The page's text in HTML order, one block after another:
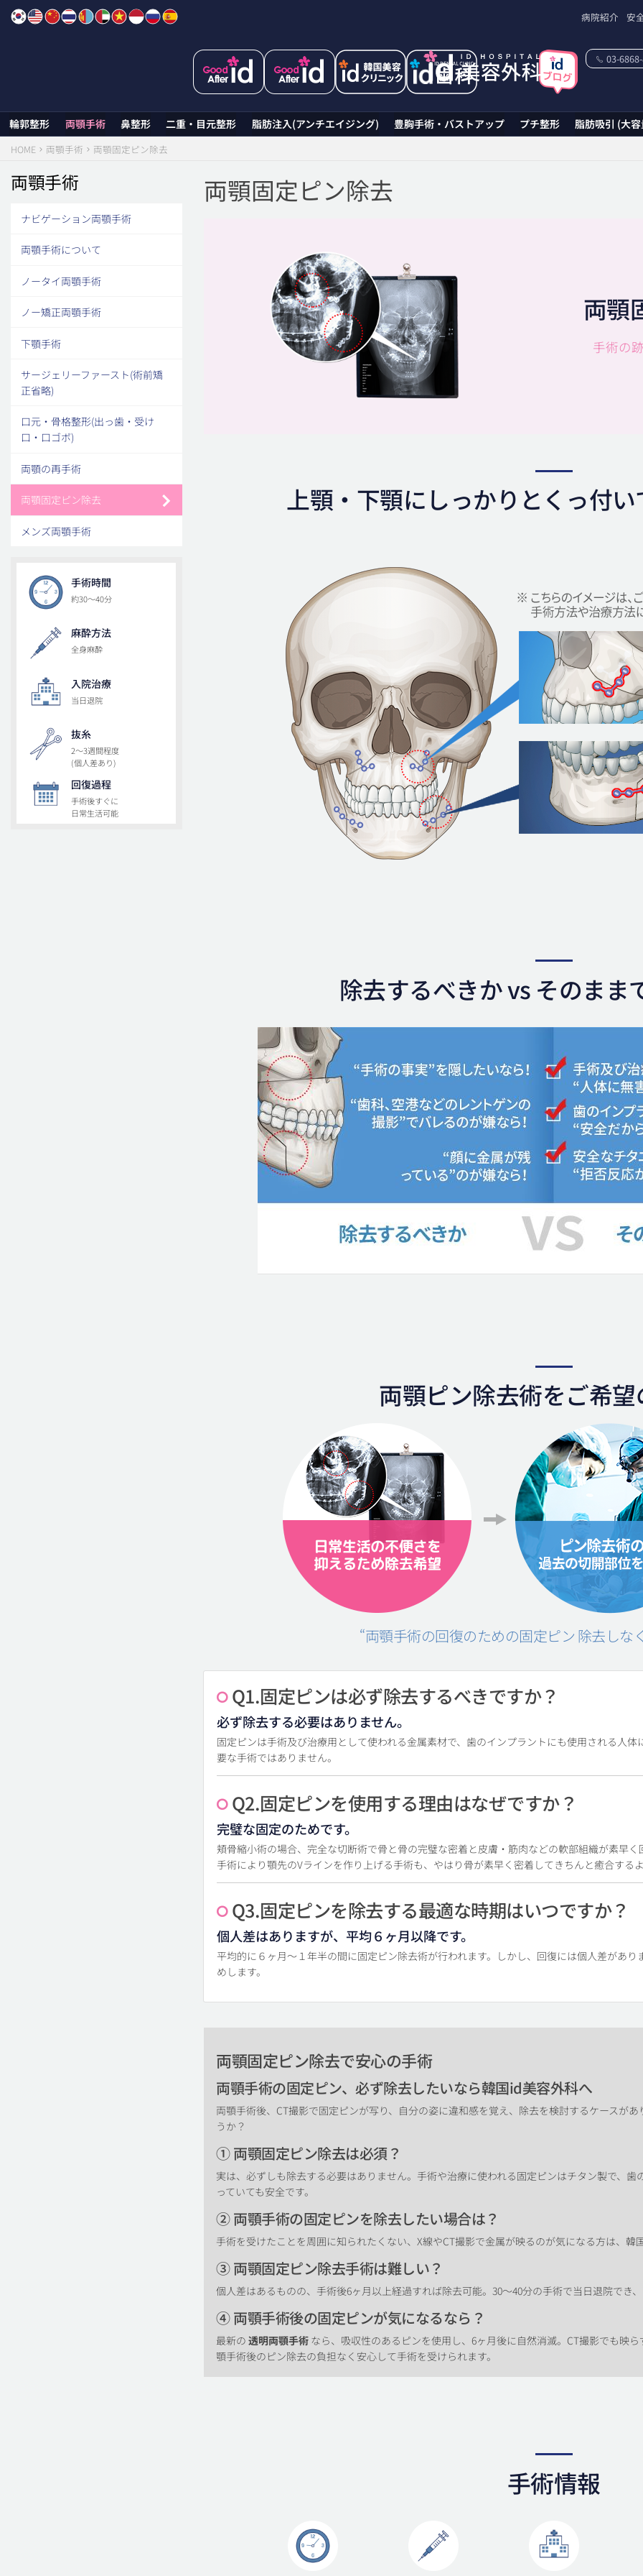
Skip
病院紹介 安
輪郭整形 両顎手術 鼻整形 二重・目元整形 脂肪注入(アンチエイジング) 豊胸手術・バストアップ プチ整形 脂肪吸引 (大
03-
HOME 両顎手術 両顎固定ピン除去
両顎固定ピン除去
両顎
手術の
上顎・下顎にしっかりとくっ付
除去するべきか vs そのまま
両顎ピン除去術をご希
“両顎手術の回復のための固定ピン 除去しな
Q1.固定ピンは必ず除去するべきですか？
必ず除去する必要はありません。
固定ピンは手術及び治療用として使われる金属素材で、歯のインプラントにも使用される人
要な手術ではありません。
Q2.固定ピンを使用する理由はなぜですか？
完璧な固定のためです。
頬骨縮小術の場合、完全な切断術で骨と骨の完璧な密着と皮膚・筋肉などの軟部組織が素早
手術により顎先のVラインを作り上げる手術も、やはり骨が素早く密着してきちんと癒合する
Q3.固定ピンを除去する最適な時期はいつですか？
個人差はありますが、平均６ヶ月以降です。
平均的に６ヶ月～１年半の間に固定ピン除去術が行われます。しかし、回復には個人差があ
めします。
両顎固定ピン除去で安心の手術
両顎手術の固定ピン、必ず除去したいなら韓国id美容外科へ
両顎手術後、CT撮影で固定ピンが写り、自分の姿に違和感を覚え、除去を検討するケースが
うか？
① 両顎固定ピン除去は必須？
実は、必ずしも除去する必要はありません。手術や治療に使われる固定ピンはチタン製で、
っていても安全です。
② 両顎手術の固定ピンを除去したい場合は？
手術を受けたことを周囲に知られたくない、X線やCT撮影で金属が映るのが気になる方は、
③ 両顎固定ピン除去手術は難しい？
個人差はあるものの、手術後6ヶ月以上経過すれば除去可能。30～40分の手術で当日退院でき
④ 両顎手術後の固定ピンが気になるなら？
最新の透明両顎手術 なら、吸収性のあるピンを使用し、6ヶ月後に自然消滅。CT撮影でも映
顎手術後のピン除去の負担なく安心して手術を受けられます。
手術情報
両顎手術
ナビゲーション両顎手術
両顎手術について
ノータイ両顎手術
ノー矯正両顎手術
下顎手術
サージェリーファースト(術前矯
正省略)
口元・骨格整形(出っ歯・受け
口・口ゴボ)
両顎の再手術
両顎固定ピン除去
メンズ両顎手術
手術時間
約30～40分
麻酔方法
全身麻酔
入院治療
当日退院
抜糸
2～3週間程度
(個人差あり)
回復過程
手術後すぐに
日常生活可能